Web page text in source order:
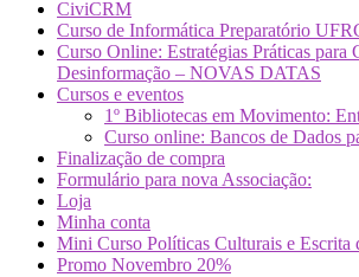
CiviCRM
Curso de Informática Preparatório
Curso Online: Estratégias Práticas para
Desinformação – NOVAS DATAS
Cursos e eventos
1º Bibliotecas em Movimento:
Curso online: Bancos de Dados
Finalização de compra
Formulário para nova Associação:
Loja
Minha conta
Mini Curso Políticas Culturais e Escrita
Promo Novembro 20%